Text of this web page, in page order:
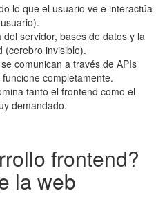
lo que el usuario ve e interactúa
servidor, bases de datos y la
(cerebro invisible).
comunican a través de APIs
completamente.
tanto el frontend como el
demandado.
frontend?
la web